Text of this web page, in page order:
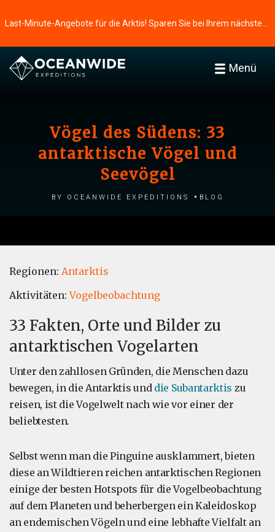
Menü
Vögel des Südens: 33
antarktische Vögel und
Seevögel
by Oceanwide Expeditions Blog
Regionen: Antarktis
Aktivitäten:Vogelbeobachtung
33 Fakten, Orte und Bilder zu
antarktischen Vogelarten
Unter den zahllosen Gründen, die Menschen dazu
bewegen, in die Antarktis und die Subantarktis zu
reisen, ist die Vogelwelt nach wie vor einer der
beliebtesten.
Selbst wenn man die Pinguine ausklammert, bieten
diese an Wildtieren reichen antarktischen Regionen
einige der besten Hotspots für die Vogelbeobachtung
auf dem Planeten und beherbergen ein Kaleidoskop
an endemischen Vögeln und eine lebhafte Vielfalt an